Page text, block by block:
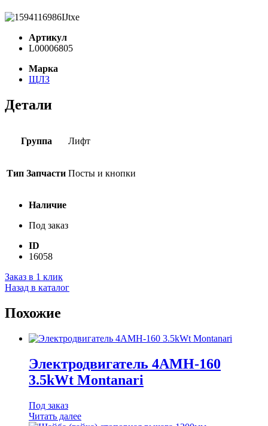
Артикул
L00006805
Марка
ЩЛЗ
Детали
Группа Лифт
Тип Запчасти Посты и кнопки
Наличие
Под заказ
ID
16058
Заказ в 1 клик
Назад в каталог
Похожие
Электродвигатель 4АМН-160
3.5kWt Montanari
Под заказ
Читать далее